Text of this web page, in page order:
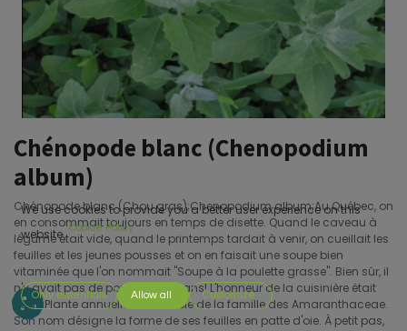
Chénopode blanc (Chenopodium
album)
Chénopode blanc (Chou gras);Chenopodium album;Au Québec, on
en consommait toujours en temps de disette. Quand le caveau à
légume était vide, quand le printemps tardait à venir, on cueillait les
feuilles et les jeunes pousses et on en faisait une soupe bien
vitaminée que l'on nommait "Soupe à la poulette grasse". Bien sûr, il
n'y avait pas de poulet là-dedans! L'honneur de la cuisinière était
sauf.;Plante annuelle comestible de la famille des Amaranthaceae.
Son nom désigne la forme de ses feuilles en patte d'oie. À petit pas,
We use cookies to provide you a better user experience on this
website. Cookie Policy
Only essentials Allow all Customize